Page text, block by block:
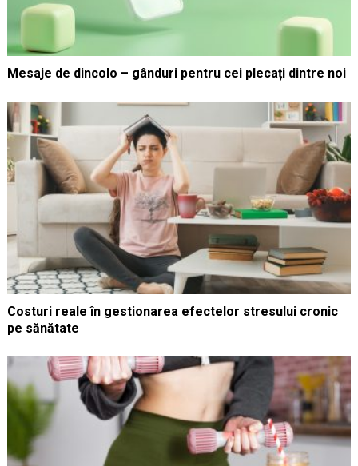
Mesaje de dincolo – gânduri pentru cei plecați dintre noi
Costuri reale în gestionarea efectelor stresului cronic
pe sănătate